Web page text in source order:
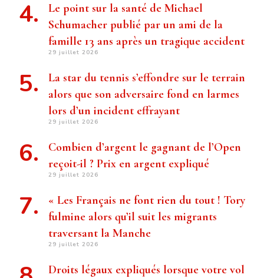
Le point sur la santé de Michael
Schumacher publié par un ami de la
famille 13 ans après un tragique accident
29 juillet 2026
La star du tennis s’effondre sur le terrain
alors que son adversaire fond en larmes
lors d’un incident effrayant
29 juillet 2026
Combien d’argent le gagnant de l’Open
reçoit-il ? Prix ​​en argent expliqué
29 juillet 2026
« Les Français ne font rien du tout ! Tory
fulmine alors qu’il suit les migrants
traversant la Manche
29 juillet 2026
Droits légaux expliqués lorsque votre vol